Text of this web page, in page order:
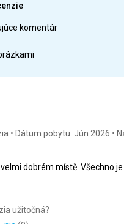
komentár
Dátum pobytu: Jún 2026
dobrém místě. Všechno je
dobrém místě. Všechno je
užitočná?